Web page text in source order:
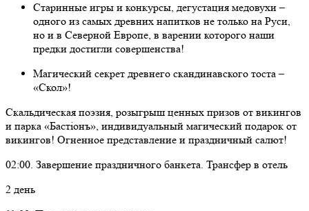
Старинные игры и конкурсы, дегустация медовухи –
одного из самых древних напитков не только на Руси,
но и в Северной Европе, в варении которого наши
предки достигли совершенства!
Магический секрет древнего скандинавского тоста –
«Скол»!
Скальдическая поэзия, розыгрыш ценных призов от викингов
и парка «Бастiонъ», индивидуальный магический подарок от
викингов! Огненное представление и праздничный салют!
02:00. Завершение праздничного банкета. Трансфер в отель
2 день